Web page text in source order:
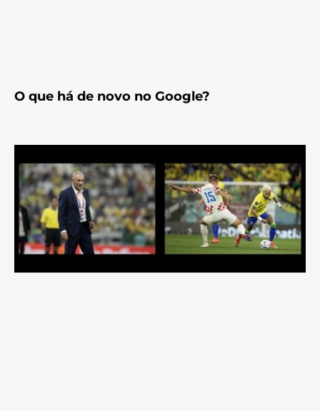
O que há de novo no Google?